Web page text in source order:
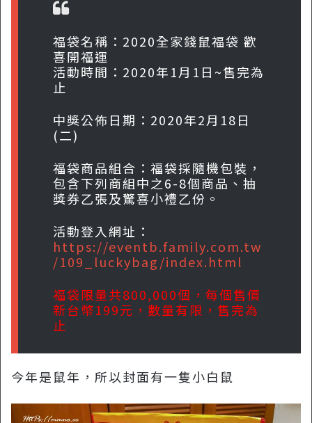
福袋名稱：2020全家錢鼠福袋 歡
喜開福運
活動時間：2020年1月1日~售完為
止
中獎公佈日期：2020年2月18日
(二)
福袋商品組合：福袋採隨機包裝，
包含下列商組中之6-8個商品、抽
獎券乙張及驚喜小禮乙份。
活動登入網址：
https://eventb.family.com.tw
/109_luckybag/index.html
福袋限量共800,000個，每個售價
新台幣199元，數量有限，售完為
止
今年是鼠年，所以封面有一隻小白鼠